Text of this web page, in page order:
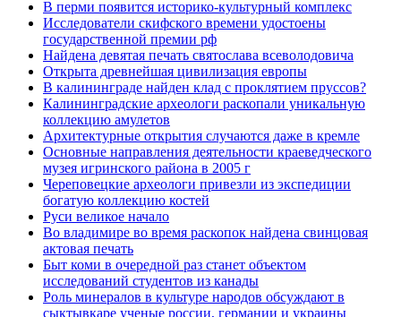
В перми появится историко-культурный комплекс
Исследователи скифского времени удостоены
государственной премии рф
Найдена девятая печать святослава всеволодовича
Открыта древнейшая цивилизация европы
В калининграде найден клад с проклятием пруссов?
Калининградские археологи раскопали уникальную
коллекцию амулетов
Архитектурные открытия случаются даже в кремле
Основные направления деятельности краеведческого
музея игринского района в 2005 г
Череповецкие археологи привезли из экспедиции
богатую коллекцию костей
Руси великое начало
Во владимире во время раскопок найдена свинцовая
актовая печать
Быт коми в очередной раз станет объектом
исследований студентов из канады
Роль минералов в культуре народов обсуждают в
сыктывкаре ученые россии, германии и украины